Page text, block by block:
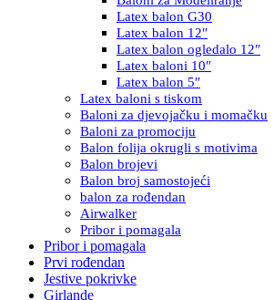
Latex balon G30
Latex balon 12″
Latex balon ogledalo 12″
Latex baloni 10″
Latex balon 5″
Latex baloni s tiskom
Baloni za djevojačku i momačku
Baloni za promociju
Balon folija okrugli s motivima
Balon brojevi
Balon broj samostojeći
balon za rođendan
Airwalker
Pribor i pomagala
Pribor i pomagala
Prvi rođendan
Jestive pokrivke
Girlande